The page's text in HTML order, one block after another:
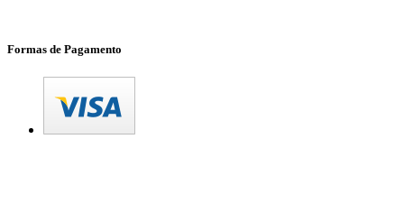
Formas de Pagamento